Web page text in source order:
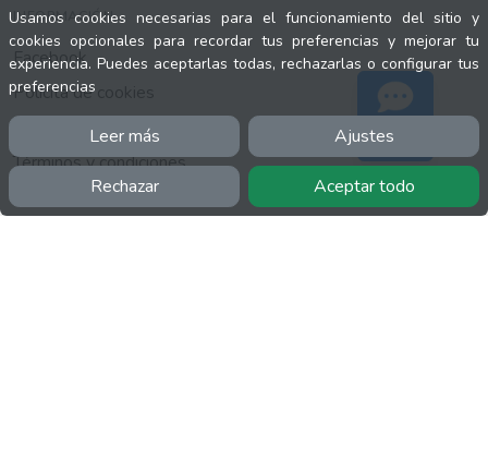
Usamos cookies necesarias para el funcionamiento del sitio y
cookies opcionales para recordar tus preferencias y mejorar tu
experiencia. Puedes aceptarlas todas, rechazarlas o configurar tus
preferencias
Leer más Ajustes
Rechazar Aceptar todo
INFORMACIÓN
Facebook
Polícita de cookies
Política de privacidad
Términos y condiciones
Soporte